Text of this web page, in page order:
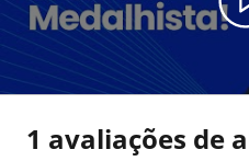
1 avaliações de